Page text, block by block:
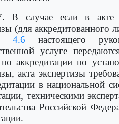
В случае если в акте
(для аккредитованного
4.6 настоящего
услуге
аккредитации по
акта экспертизы
в национальной
техническими
Российской